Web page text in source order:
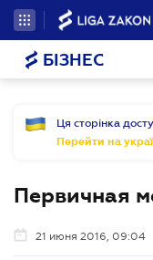
БІЗНЕС
Ця сторінка
Перейти на
Первичная
21 июня 2016, 09:04